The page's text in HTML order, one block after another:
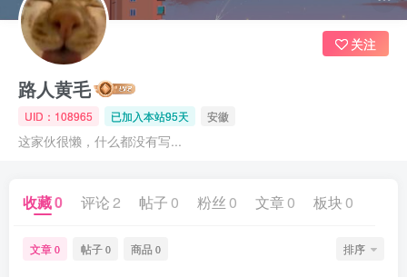
路人黄毛
UID：108965 已加入本站95天 安徽
这家伙很懒，什么都没有写...
关注
收藏0 评论 2 帖子 0 粉丝 0 文章0 板块 0
文章 0 帖子 0 商品 0 排序